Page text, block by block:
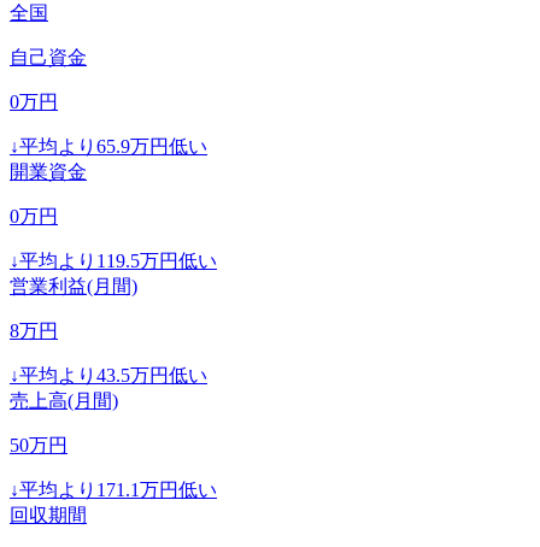
全国
自己資金
0万円
↓平均より 65.9万円低い
開業資金
0万円
↓平均より 119.5万円低い
営業利益(月間)
8万円
↓平均より 43.5万円低い
売上高(月間)
50万円
↓平均より 171.1万円低い
回収期間